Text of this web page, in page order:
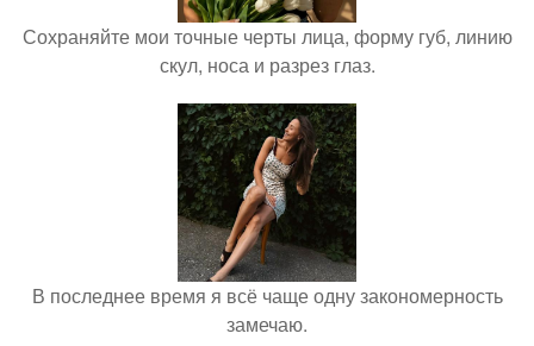
Сохраняйте мои точные черты лица, форму губ, линию
скул, носа и разрез глаз.
В последнее время я всё чаще одну закономерность
замечаю.